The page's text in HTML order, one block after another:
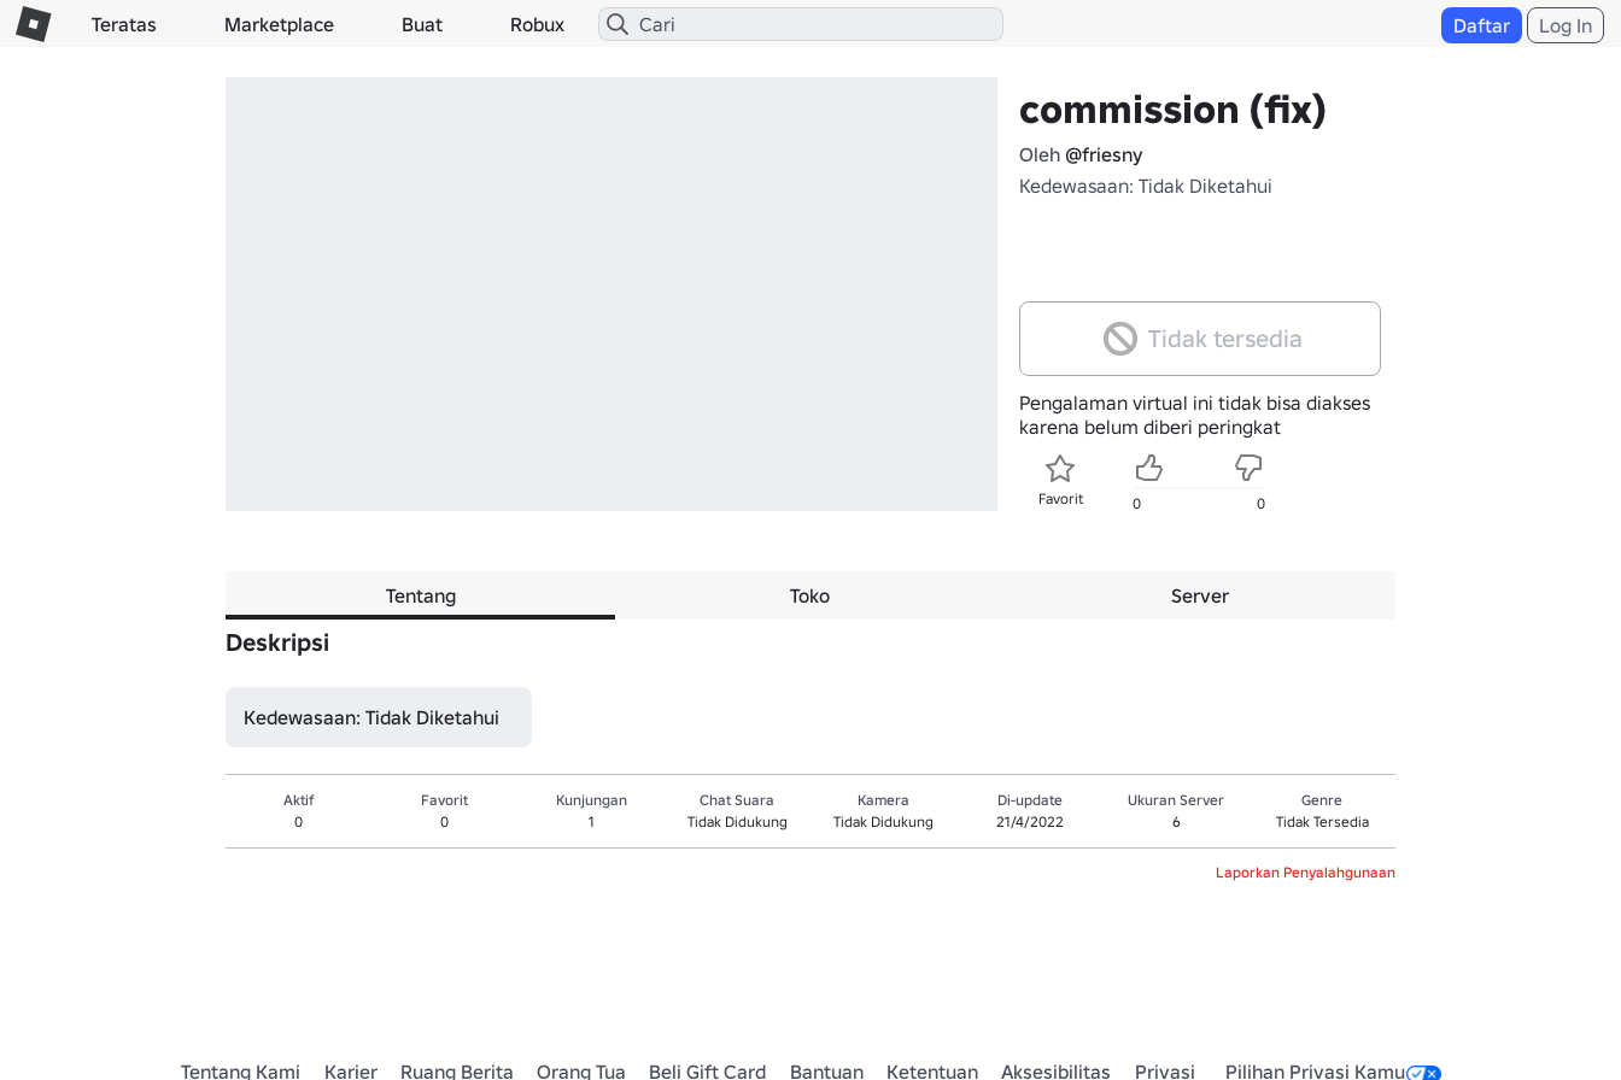
Teratas Marketplace Buat Robux Daftar Log In
commission (fix)
Oleh @friesny
Kedewasaan: Tidak Diketahui
Tidak tersedia
Pengalaman virtual ini tidak bisa diakses
karena belum diberi peringkat
Favorit 0 0
Tentang Toko Server
Deskripsi
Kedewasaan: Tidak Diketahui
Aktif
0
Favorit
0
Kunjungan
1
Chat Suara
Tidak Didukung
Kamera
Tidak Didukung
Di-update
21/4/2022
Ukuran Server
6
Genre
Tidak Tersedia
Laporkan Penyalahgunaan
Tentang Kami Karier Ruang Berita Orang Tua Beli Gift Card Bantuan Ketentuan Aksesibilitas Privasi Pilihan Privasi Kamu